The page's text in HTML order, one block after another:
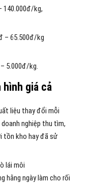
140.000đ/kg,
– 65.500đ/kg
5.000đ/kg.
hình giá cả
liệu thay đổi mỗi
doanh nghiệp thu tìm,
tồn kho hay đãsử
lái môi
hằng ngàylàm cho rối